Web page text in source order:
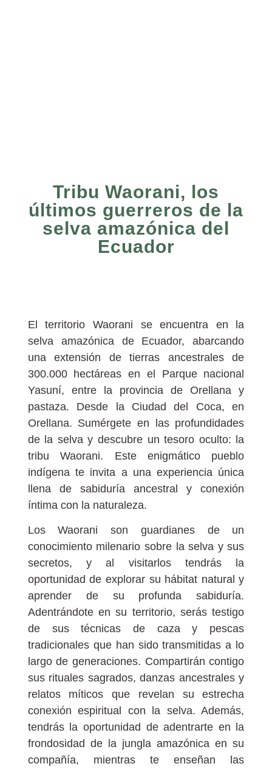
Tribu Waorani, los
últimos guerreros de la
selva amazónica del
Ecuador
El territorio Waorani se encuentra en la
selva amazónica de Ecuador, abarcando
una extensión de tierras ancestrales de
300.000 hectáreas en el Parque nacional
Yasuní, entre la provincia de Orellana y
pastaza. Desde la Ciudad del Coca, en
Orellana. Sumérgete en las profundidades
de la selva y descubre un tesoro oculto: la
tribu Waorani. Este enigmático pueblo
indígena te invita a una experiencia única
llena de sabiduría ancestral y conexión
íntima con la naturaleza.
Los Waorani son guardianes de un
conocimiento milenario sobre la selva y sus
secretos, y al visitarlos tendrás la
oportunidad de explorar su hábitat natural y
aprender de su profunda sabiduría.
Adentrándote en su territorio, serás testigo
de sus técnicas de caza y pescas
tradicionales que han sido transmitidas a lo
largo de generaciones. Compartirán contigo
sus rituales sagrados, danzas ancestrales y
relatos míticos que revelan su estrecha
conexión espiritual con la selva. Además,
tendrás la oportunidad de adentrarte en la
frondosidad de la jungla amazónica en su
compañía, mientras te enseñan las